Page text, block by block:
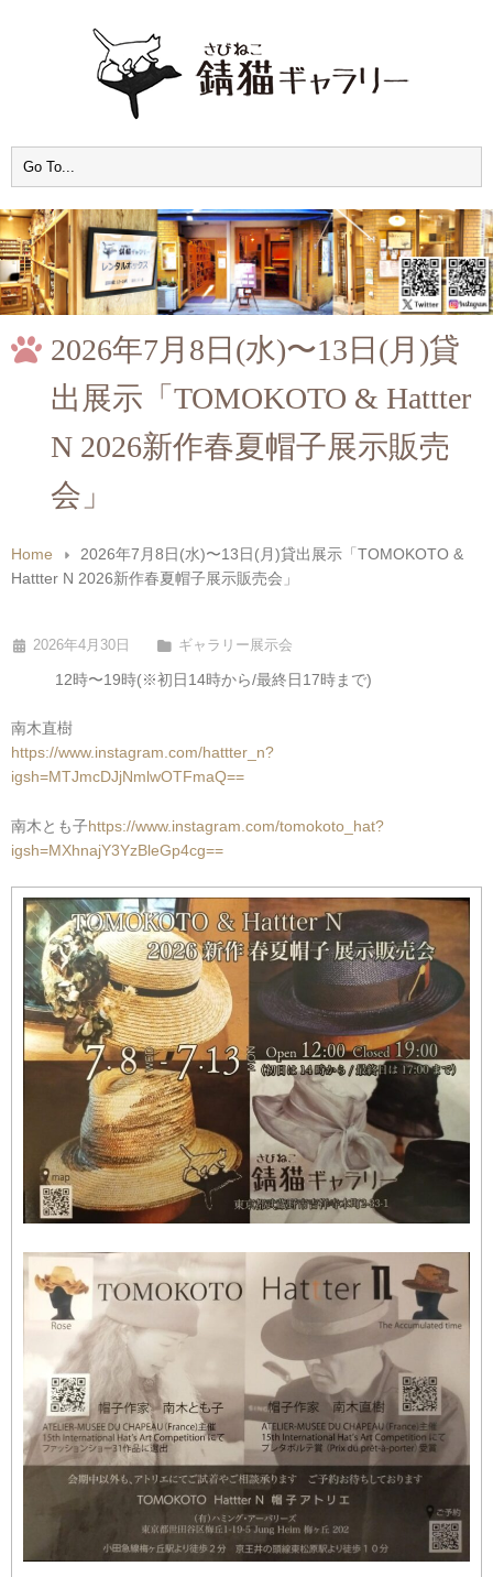
Home
2026年7月8日(水)〜13日(月)貸出展示「TOMOKOTO &
Hattter N 2026新作春夏帽子展示販売会」
2026年7月8日(水)〜13日(月)貸
出展示「TOMOKOTO & Hattter
N 2026新作春夏帽子展示販売
会」
2026年4月30日 ギャラリー展示会
12時〜19時(※初日14時から/最終日17時まで)
南木直樹
https://www.instagram.com/hattter_n?
igsh=MTJmcDJjNmlwOTFmaQ==
南木とも子https://www.instagram.com/tomokoto_hat?
igsh=MXhnajY3YzBleGp4cg==